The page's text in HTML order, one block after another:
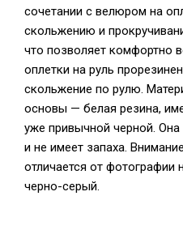
сочетании с велюром на
скольжению и
что позволяет комфортно
оплетки на руль
скольжение по рулю.
основы — белая резина,
уже привычной черной. Она
и не имеет запаха.
отличается от фотографии
черно-серый.